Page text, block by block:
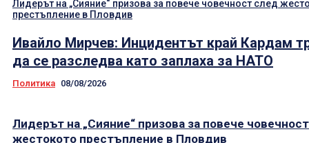
Лидерът на „Сияние“ призова за повече човечност след
престъпление в Пловдив
Ивайло Мирчев: Инцидентът край Кардам
да се разследва като заплаха за НАТО
Политика 08/08/2026
Лидерът на „Сияние“ призова за повече
жестокото престъпление в Пловдив